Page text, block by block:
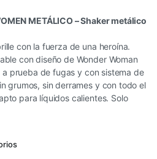
METÁLICO – Shaker metálico
con la fuerza de una heroína.
con diseño de Wonder Woman
prueba de fugas y con sistema de
grumos, sin derrames y con todo el
para líquidos calientes. Solo